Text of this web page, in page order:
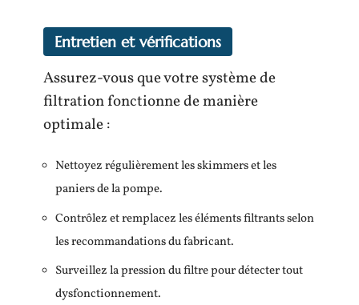
Entretien et vérifications
Assurez-vous que votre système de
filtration fonctionne de manière
optimale :
Nettoyez régulièrement les skimmers et les
paniers de la pompe.
Contrôlez et remplacez les éléments filtrants selon
les recommandations du fabricant.
Surveillez la pression du filtre pour détecter tout
dysfonctionnement.